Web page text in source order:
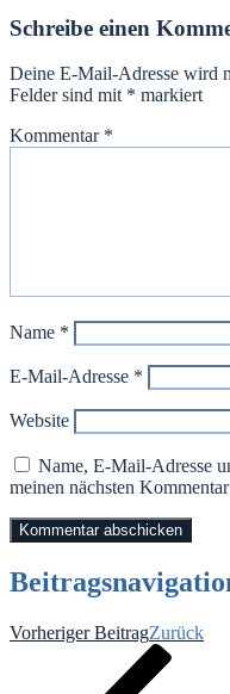
Schreibe einen
Deine E-Mail-Adresse wird
Felder sind mit * markiert
Kommentar *
Name *
E-Mail-Adresse *
Website
Name, E-Mail-Adresse
meinen nächsten
Vorheriger BeitragZurück